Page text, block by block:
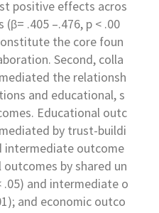
positive effects acros
.405 –.476, p < .00
the core foun
Second, colla
the relationsh
and educational, s
Educational outc
by trust-buildi
intermediate outcome
outcomes by shared un
.05) and intermediate o
and economic outco